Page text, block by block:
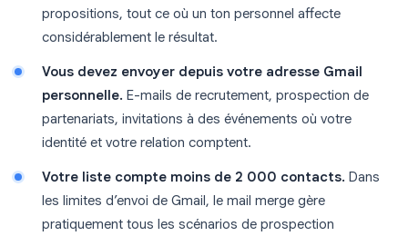
propositions, tout ce où un ton personnel affecte
considérablement le résultat.
Vous devez envoyer depuis votre adresse Gmail
personnelle. E-mails de recrutement, prospection de
partenariats, invitations à des événements où votre
identité et votre relation comptent.
Votre liste compte moins de 2 000 contacts. Dans
les limites d’envoi de Gmail, le mail merge gère
pratiquement tous les scénarios de prospection